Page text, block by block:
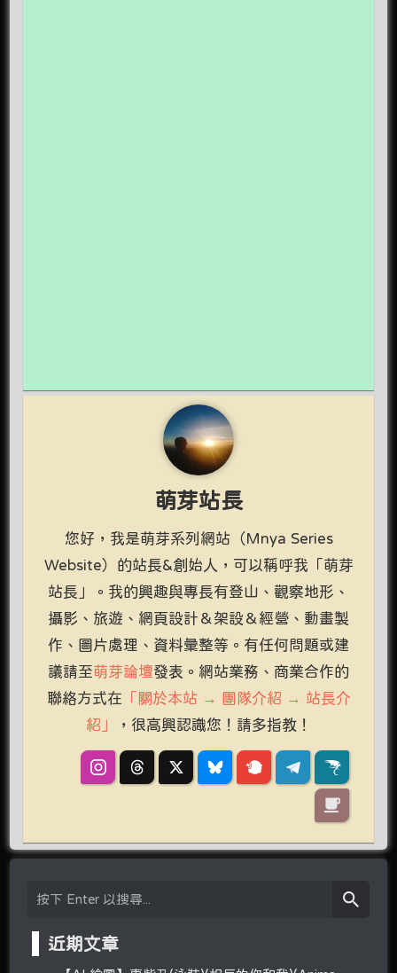
萌芽站長
您好，我是萌芽系列網站（Mnya Series
Website）的站長&創始人，可以稱呼我「萌芽
站長」。我的興趣與專長有登山、觀察地形、
攝影、旅遊、網頁設計＆架設＆經營、動畫製
作、圖片處理、資料彙整等。有任何問題或建
議請至萌芽論壇發表。網站業務、商業合作的
聯絡方式在 「關於本站 → 團隊介紹 → 站長介
紹」
，很高興認識您！請多指教！
近期文章